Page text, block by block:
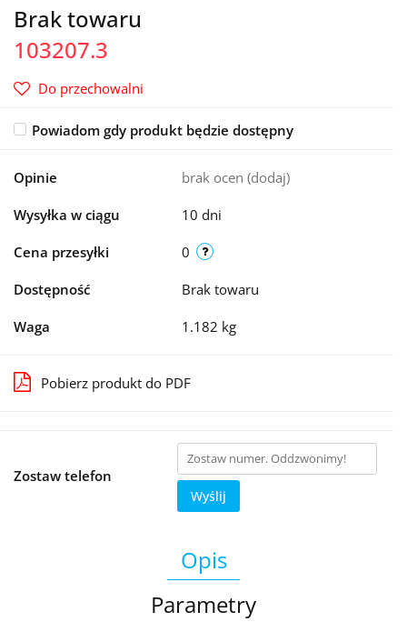
Brak towaru
103207.3
Do przechowalni
Powiadom gdy produkt będzie dostępny
Opinie brak ocen (dodaj)
Wysyłka w ciągu 10 dni
Cena przesyłki 0
Dostępność Brak towaru
Waga 1.182 kg
Pobierz produkt do PDF
Zostaw telefon
Wyślij
Opis
Parametry